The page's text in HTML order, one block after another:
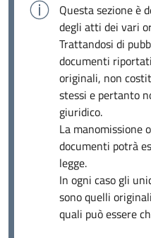
Questa sezione è
degli atti dei vari
Trattandosi di
documenti
originali, non
stessi e pertanto
giuridico.
La manomissione
documenti potrà
legge.
In ogni caso gli
sono quelli
quali può essere